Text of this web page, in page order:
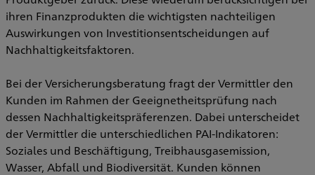
ihren Finanzprodukten die wichtigsten nachteiligen
Auswirkungen von Investitionsentscheidungen auf
Nachhaltigkeitsfaktoren.
Bei der Versicherungsberatung fragt der Vermittler den
Kunden im Rahmen der Geeignetheitsprüfung nach
dessen Nachhaltigkeitspräferenzen. Dabei unterscheidet
der Vermittler die unterschiedlichen PAI-Indikatoren:
Soziales und Beschäftigung, Treibhausgasemission,
Wasser, Abfall und Biodiversität. Kunden können